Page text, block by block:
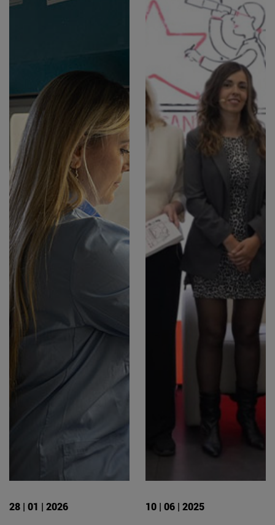
28 | 01 | 2026 10 | 06 | 2025